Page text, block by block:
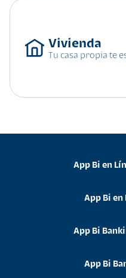
Tu casa propia te
App Bi en
App Bi en
App Bi
App Bi